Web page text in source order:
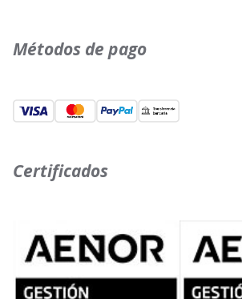
Métodos de pago
Certificados